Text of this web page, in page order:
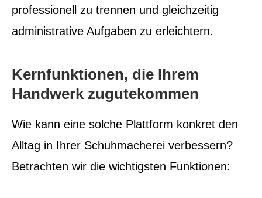
professionell zu trennen und gleichzeitig
administrative Aufgaben zu erleichtern.
Kernfunktionen, die Ihrem
Handwerk zugutekommen
Wie kann eine solche Plattform konkret den
Alltag in Ihrer Schuhmacherei verbessern?
Betrachten wir die wichtigsten Funktionen: